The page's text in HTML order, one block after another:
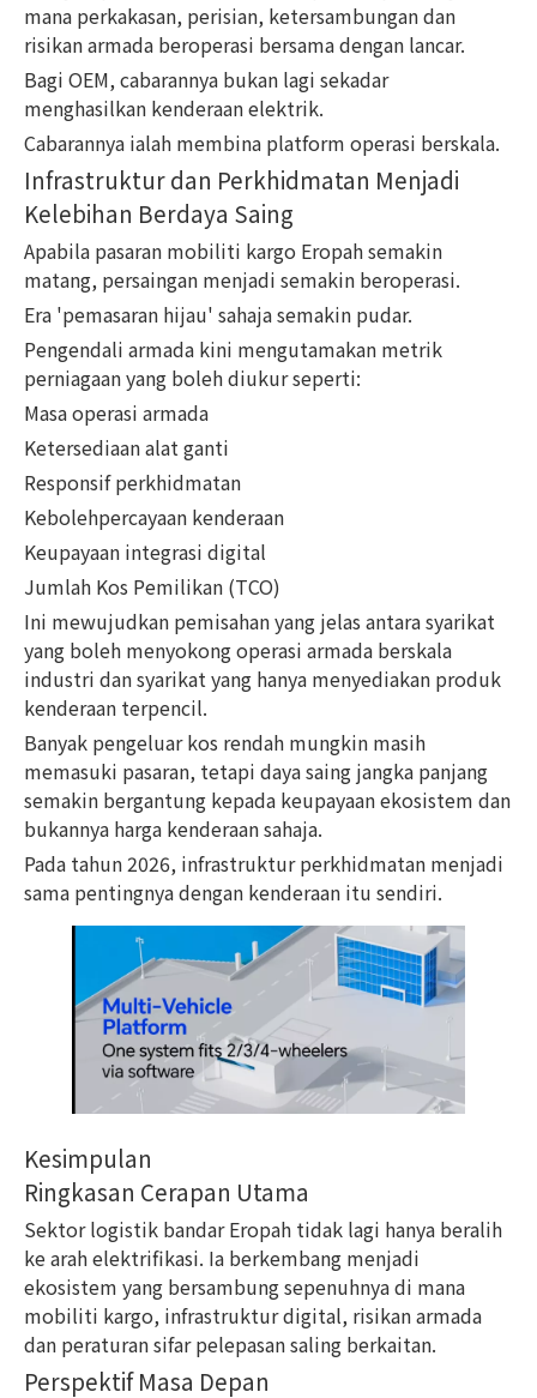
mana perkakasan, perisian, ketersambungan dan
risikan armada beroperasi bersama dengan lancar.
Bagi OEM, cabarannya bukan lagi sekadar
menghasilkan kenderaan elektrik.
Cabarannya ialah membina platform operasi berskala.
Infrastruktur dan Perkhidmatan Menjadi
Kelebihan Berdaya Saing
Apabila pasaran mobiliti kargo Eropah semakin
matang, persaingan menjadi semakin beroperasi.
Era 'pemasaran hijau' sahaja semakin pudar.
Pengendali armada kini mengutamakan metrik
perniagaan yang boleh diukur seperti:
Masa operasi armada
Ketersediaan alat ganti
Responsif perkhidmatan
Kebolehpercayaan kenderaan
Keupayaan integrasi digital
Jumlah Kos Pemilikan (TCO)
Ini mewujudkan pemisahan yang jelas antara syarikat
yang boleh menyokong operasi armada berskala
industri dan syarikat yang hanya menyediakan produk
kenderaan terpencil.
Banyak pengeluar kos rendah mungkin masih
memasuki pasaran, tetapi daya saing jangka panjang
semakin bergantung kepada keupayaan ekosistem dan
bukannya harga kenderaan sahaja.
Pada tahun 2026, infrastruktur perkhidmatan menjadi
sama pentingnya dengan kenderaan itu sendiri.
Kesimpulan
Ringkasan Cerapan Utama
Sektor logistik bandar Eropah tidak lagi hanya beralih
ke arah elektrifikasi. Ia berkembang menjadi
ekosistem yang bersambung sepenuhnya di mana
mobiliti kargo, infrastruktur digital, risikan armada
dan peraturan sifar pelepasan saling berkaitan.
Perspektif Masa Depan